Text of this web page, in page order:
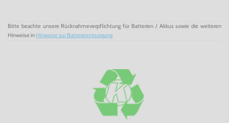
Bitte beachte unsere Rücknahmeverpflichtung für Batterien / Akkus sowie die weiteren
Hinweise in Hinweise zur Batterieentsorgung